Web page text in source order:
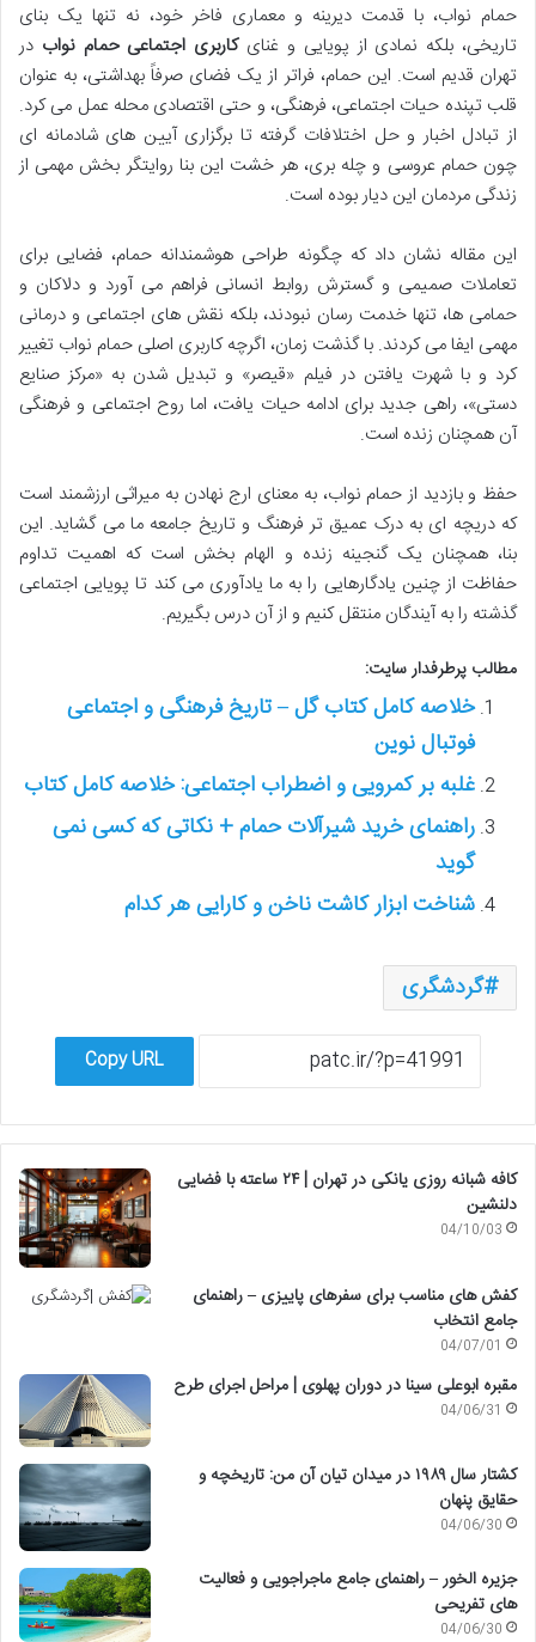
حمام نواب، با قدمت دیرینه و معماری فاخر خود، نه تنها یک بنای
تاریخی، بلکه نمادی از پویایی و غنایکاربری اجتماعی حمام نواب در
تهران قدیم است. این حمام، فراتر از یک فضای صرفاً بهداشتی، به عنوان
قلب تپنده حیات اجتماعی، فرهنگی، و حتی اقتصادی محله عمل می کرد.
از تبادل اخبار و حل اختلافات گرفته تا برگزاری آیین های شادمانه ای
چون حمام عروسی و چله بری، هر خشت این بنا روایتگر بخش مهمی از
زندگی مردمان این دیار بوده است.
این مقاله نشان داد که چگونه طراحی هوشمندانه حمام، فضایی برای
تعاملات صمیمی و گسترش روابط انسانی فراهم می آورد و دلاکان و
حمامی ها، تنها خدمت رسان نبودند، بلکه نقش های اجتماعی و درمانی
مهمی ایفا می کردند. با گذشت زمان، اگرچه کاربری اصلی حمام نواب تغییر
کرد و با شهرت یافتن در فیلم «قیصر» و تبدیل شدن به «مرکز صنایع
دستی»، راهی جدید برای ادامه حیات یافت، اما روح اجتماعی و فرهنگی
آن همچنان زنده است.
حفظ و بازدید از حمام نواب، به معنای ارج نهادن به میراثی ارزشمند است
که دریچه ای به درک عمیق تر فرهنگ و تاریخ جامعه ما می گشاید. این
بنا، همچنان یک گنجینه زنده و الهام بخش است که اهمیت تداوم
حفاظت از چنین یادگارهایی را به ما یادآوری می کند تا پویایی اجتماعی
گذشته را به آیندگان منتقل کنیم و از آن درس بگیریم.
مطالب پرطرفدار سایت:
خلاصه کامل کتاب گل – تاریخ فرهنگی و اجتماعی
فوتبال نوین
غلبه بر کمرویی و اضطراب اجتماعی: خلاصه کامل کتاب
راهنمای خرید شیرآلات حمام + نکاتی که کسی نمی
گوید
شناخت ابزار کاشت ناخن و کارایی هر کدام
گردشگری
Copy URL
کافه شبانه روزی یانکی در تهران | ۲۴ ساعته با فضایی
دلنشین
04/10/03
کفش های مناسب برای سفرهای پاییزی – راهنمای
جامع انتخاب
04/07/01
مقبره ابوعلی سینا در دوران پهلوی | مراحل اجرای طرح
04/06/31
کشتار سال ۱۹۸۹ در میدان تیان آن من: تاریخچه و
حقایق پنهان
04/06/30
جزیره الخور – راهنمای جامع ماجراجویی و فعالیت
های تفریحی
04/06/30